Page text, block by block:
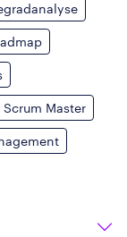
Scrum Master